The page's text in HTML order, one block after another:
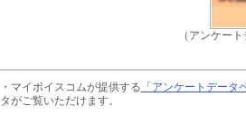
（アンケー
・マイボイスコムが提供する 「アンケートデータ
タがご覧いただけます。